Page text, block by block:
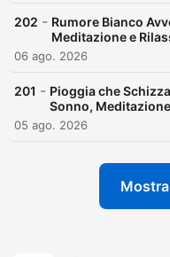
202 - Rumore Bianco
Meditazione e
06 ago. 2026
201 - Pioggia che
Sonno,
05 ago. 2026